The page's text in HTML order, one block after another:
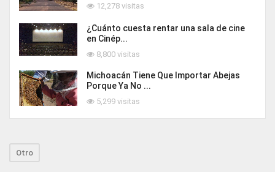
12,278 visitas
¿Cuánto cuesta rentar una sala de cine
en Cinép...
8,800 visitas
Michoacán Tiene Que Importar Abejas
Porque Ya No ...
5,299 visitas
Otro